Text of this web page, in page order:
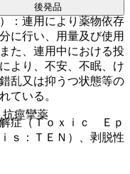
：連用により薬物依存
に行い、用量及び使用
た、連用中における投
より、不安、不眠、け
乱又は抑うつ状態等の
ている。
症（Ｔｏｘｉｃ Ｅｐ
ｓ：ＴＥＮ）、剥脱性
後発品
抗痙攣薬